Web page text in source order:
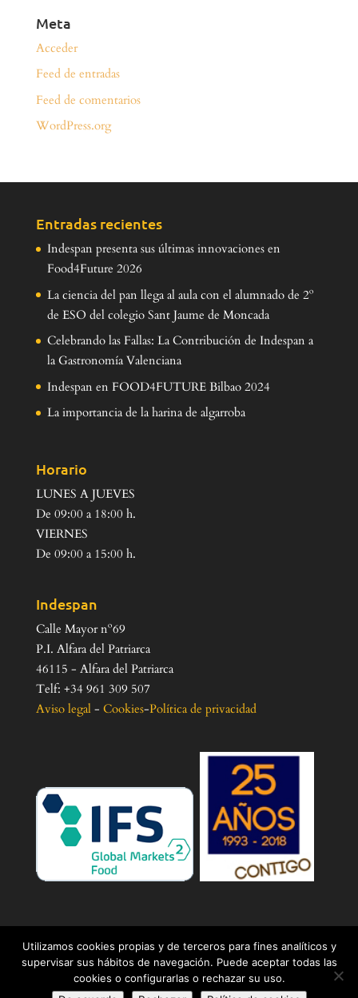
Meta
Acceder
Feed de entradas
Feed de comentarios
WordPress.org
Entradas recientes
Indespan presenta sus últimas innovaciones en
Food4Future 2026
La ciencia del pan llega al aula con el alumnado de 2º
de ESO del colegio Sant Jaume de Moncada
Celebrando las Fallas: La Contribución de Indespan a
la Gastronomía Valenciana
Indespan en FOOD4FUTURE Bilbao 2024
La importancia de la harina de algarroba
Horario
LUNES A JUEVES
De 09:00 a 18:00 h.
VIERNES
De 09:00 a 15:00 h.
Indespan
Calle Mayor nº69
P.I. Alfara del Patriarca
46115 - Alfara del Patriarca
Telf: +34 961 309 507
Aviso legal- Cookies-Política de privacidad
Utilizamos cookies propias y de terceros para fines analíticos y
supervisar sus hábitos de navegación. Puede aceptar todas las
cookies o configurarlas o rechazar su uso.